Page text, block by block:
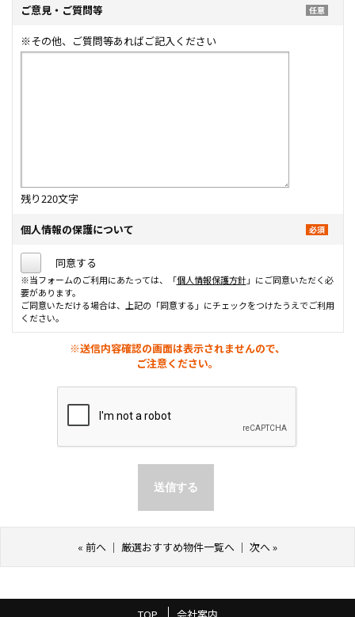
ご意見・ご質問等
※その他、ご質問等あればご記入ください
残り220文字
個人情報の保護について
同意する
※当フォームのご利用にあたっては、「個人情報保護方針」にご同意いただく必
要があります。
ご同意いただける場合は、上記の「同意する」にチェックをつけたうえでご利用
ください。
※送信内容確認の画面は表示されませんので、
ご注意ください。
« 前へ ｜ 厳選おすすめ物件一覧へ ｜ 次へ»